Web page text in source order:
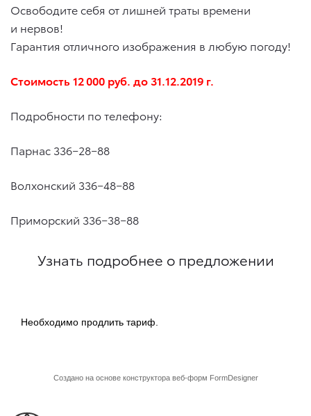
Освободите себя от лишней траты времени
и нервов!
Гарантия отличного изображения в любую погоду!
Стоимость 12 000 руб. до 31.12.2019 г.
Подробности по телефону:
Парнас 336−28−88
Волхонский 336−48−88
Приморский 336−38−88
Узнать подробнее о предложении